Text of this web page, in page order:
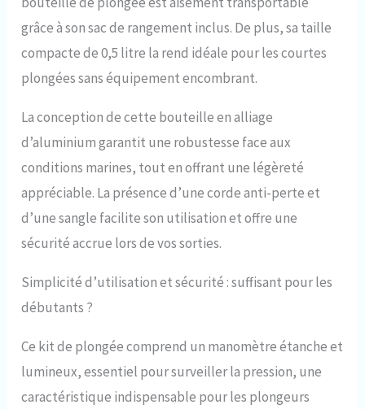
sûre et meilleure
Excellente performance :
vous permet de respirer
minutes. Il convient non
seulement aux plongeurs
plongeurs sportifs
(moins de 33 ft), mais
peut également être
utilisé comme source de
gaz de rechange pour les
professionnels (moins de
100 ft) Longue durée de
alliage d'aluminium de
stable et résistante à la
pression, à la rouille, à
grâce à son sac de rangement inclus. De plus, sa taille
compacte de 0,5 litre la rend idéale pour les courtes
plongées sans équipement encombrant.
La conception de cette bouteille en alliage
d’aluminium garantit une robustesse face aux
conditions marines, tout en offrant une légèreté
appréciable. La présence d’une corde anti-perte et
d’une sangle facilite son utilisation et offre une
sécurité accrue lors de vos sorties.
Simplicité d’utilisation et sécurité : suffisant pour les
débutants ?
Ce kit de plongée comprend un manomètre étanche et
lumineux, essentiel pour surveiller la pression, une
caractéristique indispensable pour les plongeurs